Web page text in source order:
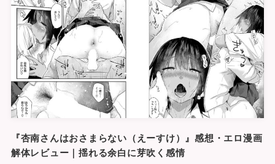
『杏南さんはおさまらない（えーすけ）』感想・エロ漫画
解体レビュー｜揺れる余白に芽吹く感情